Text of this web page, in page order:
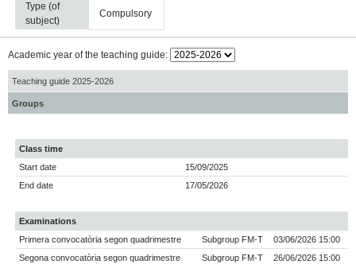
Type (of
subject)
compulsory
Academic year of the teaching guide:
Teaching guide 2025-2026
Groups
Class time
Start date
15/09/2025
End date
17/05/2026
Examinations
Primera convocatòria segon quadrimestre
Subgroup FM-T
03/06/2026 15:00
Segona convocatòria segon quadrimestre
Subgroup FM-T
26/06/2026 15:00